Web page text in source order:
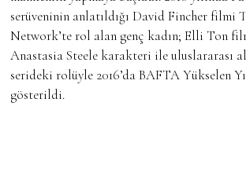
serüveninin anlatıldığı David Fincher filmi
Network’te rol alan genç kadın; Elli Ton
Anastasia Steele karakteri ile uluslararası
serideki rolüyle 2016’da BAFTA Yükselen
gösterildi.